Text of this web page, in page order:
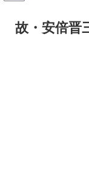
故・安倍晋